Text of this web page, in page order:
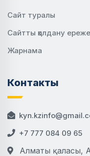
Сайт туралы
Сайтты қолдану
Жарнама
Контакты
+7 777 084 09 65
Алматы қаласы,